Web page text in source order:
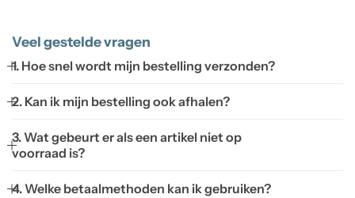
Veel gestelde vragen
1. Hoe snel wordt mijn bestelling verzonden?
2. Kan ik mijn bestelling ook afhalen?
3. Wat gebeurt er als een artikel niet op
voorraad is?
4. Welke betaalmethoden kan ik gebruiken?